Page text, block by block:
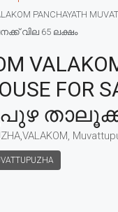
PANCHAYATH
വില 65 ലക്ഷം
താലൂക്ക്